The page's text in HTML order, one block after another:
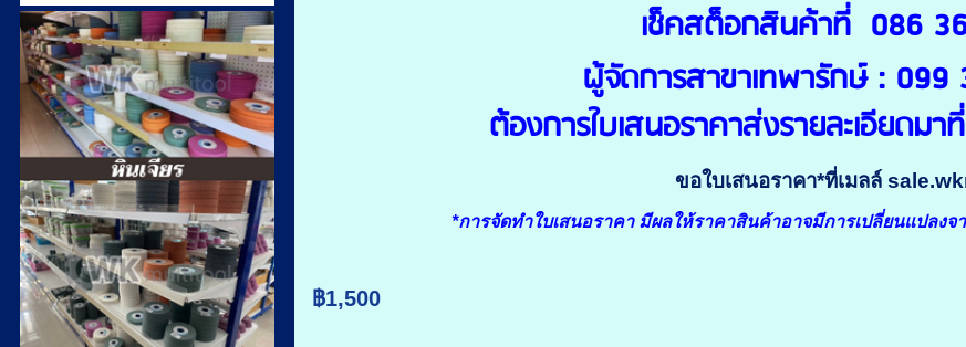
เช็คสต็อกสินค้าที่ 086
ผู้จัดการสาขาเทพารักษ์ :
ต้องการใบเสนอราคาส่งรายละเอียดมา
ขอใบเสนอราคา*ที่เมลล์
*การจัดทำใบเสนอราคา มีผลให้ราคาสินค้าอาจมีการเปลี่ยนแปลง
฿1,500